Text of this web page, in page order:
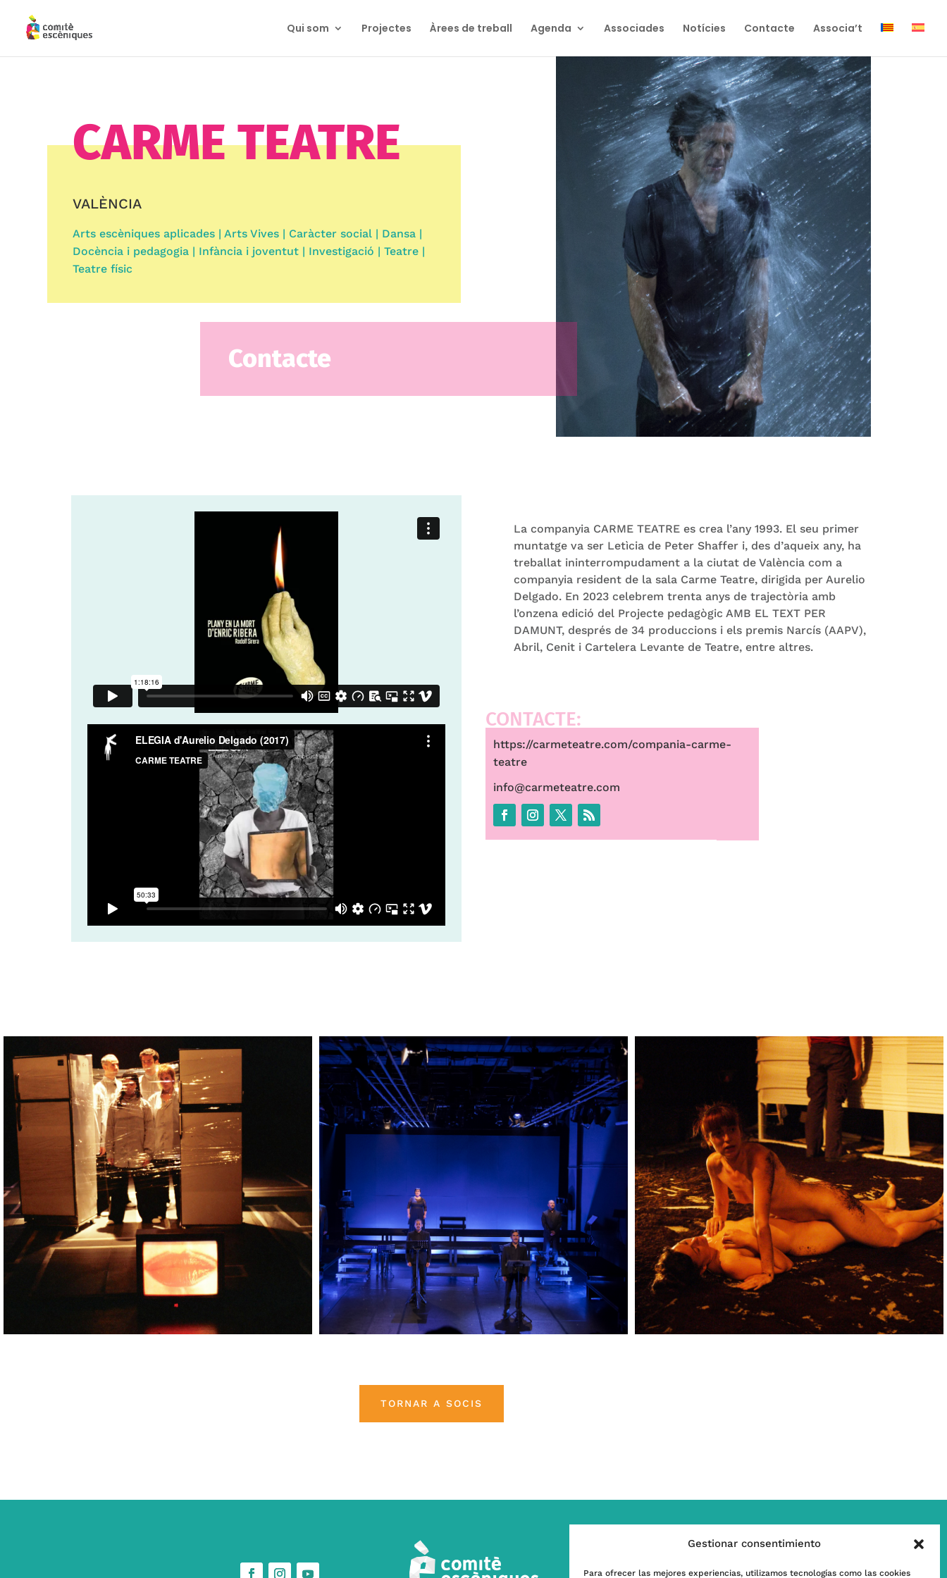
Gestionar consentimiento
Para ofrecer las mejores experiencias, utilizamos tecnologías como las cookies
Qui som Projectes Àrees de treball Agenda Associades Notícies Contacte Associa’t
CARME TEATRE
VALÈNCIA
Arts escèniques aplicades | Arts Vives | Caràcter social | Dansa |
Docència i pedagogia | Infància i joventut | Investigació | Teatre |
Teatre físic
Contacte
La companyia CARME TEATRE es crea l’any 1993. El seu primer
muntatge va ser Letìcia de Peter Shaffer i, des d’aqueix any, ha
treballat ininterrompudament a la ciutat de València com a
companyia resident de la sala Carme Teatre, dirigida per Aurelio
Delgado. En 2023 celebrem trenta anys de trajectòria amb
l’onzena edició del Projecte pedagògic AMB EL TEXT PER
DAMUNT, després de 34 produccions i els premis Narcís (AAPV),
Abril, Cenit i Cartelera Levante de Teatre, entre altres.
CONTACTE:
https://carmeteatre.com/compania-carme-
teatre
info@carmeteatre.com
TORNAR A SOCIS
Contacta’ns